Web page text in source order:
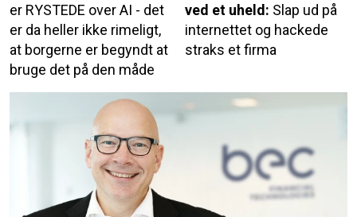
er RYSTEDE over AI - det
er da heller ikke rimeligt,
at borgerne er begyndt at
bruge det på den måde
ved et uheld: Slap ud på
internettet og hackede
straks et firma